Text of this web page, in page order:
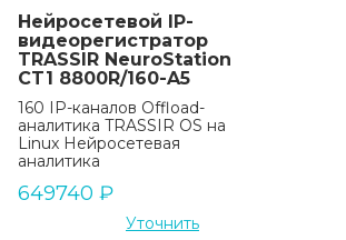
Нейросетевой IP-
видеорегистратор
TRASSIR NeuroStation
CT1 8800R/160-A5
160 IP-каналов Offload-
аналитика TRASSIR OS на
Linux Нейросетевая
аналитика
649740 ₽
Уточнить